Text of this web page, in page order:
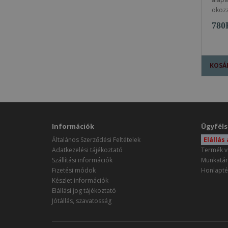
Információk
Általános Szerződési Feltételek
Adatkezelési tájékoztató
Szállítási információk
Fizetési módok
Készlet információk
Elállási jog tájékoztató
Jótállás, szavatosság
Elállás
Termék